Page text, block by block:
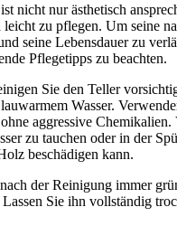
nicht nur ästhetisch
zu pflegen. Um seine
seine Lebensdauer zu
Pflegetipps zu beachten.
Sie den Teller
Wasser.
aggressive Chemikalien.
zu tauchen oder in der
beschädigen kann.
der Reinigung immer
Sie ihn vollständig